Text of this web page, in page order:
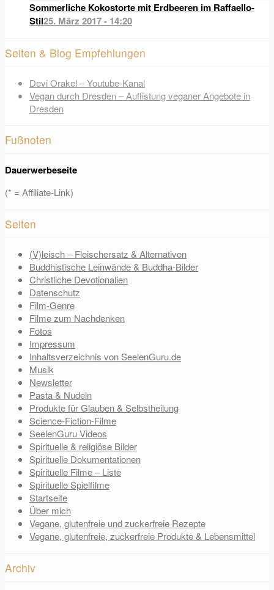
Sommerliche Kokostorte mit Erdbeeren im Raffaello-
Stil25. März 2017 - 14:20
Seiten & Blog Empfehlungen
Devi Orakel – Youtube-Kanal
Vegan durch Dresden – Auflistung veganer Angebote in
Dresden
Fußnoten
Dauerwerbeseite
(* = Affiliate-Link)
Seiten
(V)leisch – Fleischersatz & Alternativen
Buddhistische Leinwände & Buddha-Bilder
Christliche Devotionalien
Datenschutz
Film-Genre
Filme zum Nachdenken
Fotos
Impressum
Inhaltsverzeichnis von SeelenGuru.de
Musik
Newsletter
Pasta & Nudeln
Produkte für Glauben & Selbstheilung
Science-Fiction-Filme
SeelenGuru Videos
Spirituelle & religiöse Bilder
Spirituelle Dokumentationen
Spirituelle Filme – Liste
Spirituelle Spielfilme
Startseite
Über mich
Vegane, glutenfreie und zuckerfreie Rezepte
Vegane, glutenfreie, zuckerfreie Produkte & Lebensmittel
Archiv